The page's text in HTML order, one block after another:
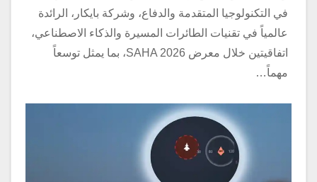
في التكنولوجيا المتقدمة والدفاع، وشركة بايكار، الرائدة
عالمياً في تقنيات الطائرات المسيرة والذكاء الاصطناعي،
اتفاقيتين خلال معرض SAHA 2026، بما يمثل توسعاً
مهماً…